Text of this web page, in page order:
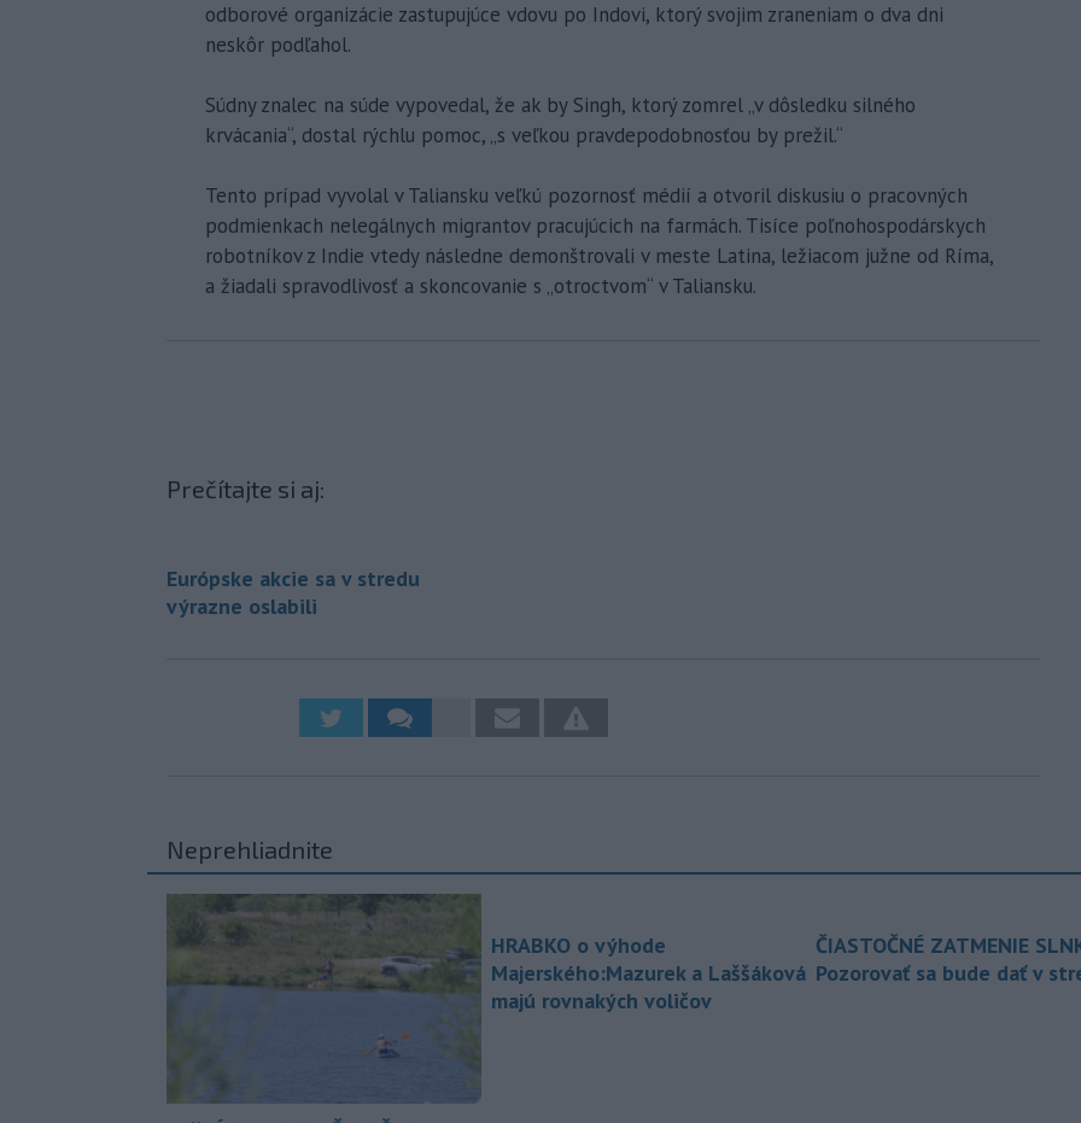
odborové organizácie zastupujúce vdovu po Indovi, ktorý svojim zraneniam o dva dni
neskôr podľahol.
Súdny znalec na súde vypovedal, že ak by Singh, ktorý zomrel „v dôsledku silného
krvácania“, dostal rýchlu pomoc, „s veľkou pravdepodobnosťou by prežil.“
Tento prípad vyvolal v Taliansku veľkú pozornosť médií a otvoril diskusiu o pracovných
podmienkach nelegálnych migrantov pracujúcich na farmách. Tisíce poľnohospodárskych
robotníkov z Indie vtedy následne demonštrovali v meste Latina, ležiacom južne od Ríma,
a žiadali spravodlivosť a skoncovanie s „otroctvom“ v Taliansku.
Prečítajte si aj:
Európske akcie sa v stredu
výrazne oslabili
Neprehliadnite
HRABKO o výhode
Majerského:Mazurek a Laššáková
majú rovnakých voličov
ČIASTOČNÉ ZATMENIE
Pozorovať sa bude dať v